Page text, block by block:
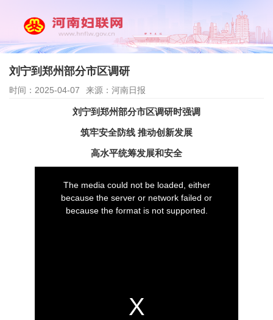
刘宁到郑州部分市区调研
时间：2025-04-07 来源：河南日报
刘宁到郑州部分市区调研时强调
筑牢安全防线 推动创新发展
高水平统筹发展和安全